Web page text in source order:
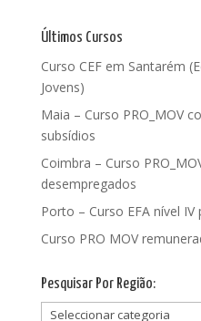
Últimos Cursos
Curso CEF em Santarém
Jovens)
Maia – Curso PRO_MOV
subsídios
Coimbra – Curso
desempregados
Porto – Curso EFA nível
Curso PRO MOV
Pesquisar Por Região:
Pesquisar